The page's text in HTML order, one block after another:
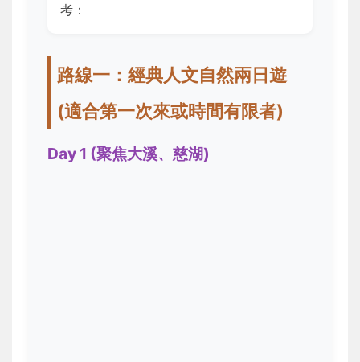
考：
路線一：經典人文自然兩日遊
(適合第一次來或時間有限者)
Day 1 (聚焦大溪、慈湖)